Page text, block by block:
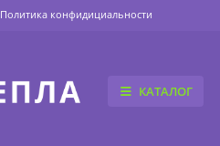
Политика конфидициальности
КАТАЛОГ